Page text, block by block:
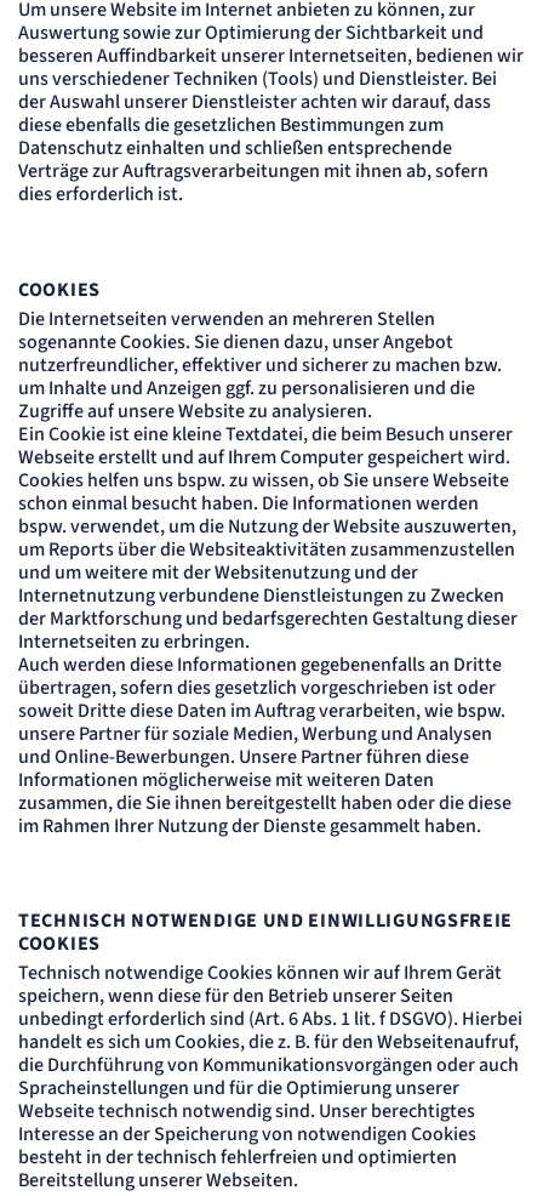
Um unsere Website im Internet anbieten zu können, zur
Auswertung sowie zur Optimierung der Sichtbarkeit und
besseren Auffindbarkeit unserer Internetseiten, bedienen wir
uns verschiedener Techniken (Tools) und Dienstleister. Bei
der Auswahl unserer Dienstleister achten wir darauf, dass
diese ebenfalls die gesetzlichen Bestimmungen zum
Datenschutz einhalten und schließen entsprechende
Verträge zur Auftragsverarbeitungen mit ihnen ab, sofern
dies erforderlich ist.
COOKIES
Die Internetseiten verwenden an mehreren Stellen
sogenannte Cookies. Sie dienen dazu, unser Angebot
nutzerfreundlicher, effektiver und sicherer zu machen bzw.
um Inhalte und Anzeigen ggf. zu personalisieren und die
Zugriffe auf unsere Website zu analysieren.
Ein Cookie ist eine kleine Textdatei, die beim Besuch unserer
Webseite erstellt und auf Ihrem Computer gespeichert wird.
Cookies helfen uns bspw. zu wissen, ob Sie unsere Webseite
schon einmal besucht haben. Die Informationen werden
bspw. verwendet, um die Nutzung der Website auszuwerten,
um Reports über die Websiteaktivitäten zusammenzustellen
und um weitere mit der Websitenutzung und der
Internetnutzung verbundene Dienstleistungen zu Zwecken
der Marktforschung und bedarfsgerechten Gestaltung dieser
Internetseiten zu erbringen.
Auch werden diese Informationen gegebenenfalls an Dritte
übertragen, sofern dies gesetzlich vorgeschrieben ist oder
soweit Dritte diese Daten im Auftrag verarbeiten, wie bspw.
unsere Partner für soziale Medien, Werbung und Analysen
und Online-Bewerbungen. Unsere Partner führen diese
Informationen möglicherweise mit weiteren Daten
zusammen, die Sie ihnen bereitgestellt haben oder die diese
im Rahmen Ihrer Nutzung der Dienste gesammelt haben.
TECHNISCH NOTWENDIGE UND EINWILLIGUNGSFREIE
COOKIES
Technisch notwendige Cookies können wir auf Ihrem Gerät
speichern, wenn diese für den Betrieb unserer Seiten
unbedingt erforderlich sind (Art. 6 Abs. 1 lit. f DSGVO). Hierbei
handelt es sich um Cookies, die z. B. für den Webseitenaufruf,
die Durchführung von Kommunikationsvorgängen oder auch
Spracheinstellungen und für die Optimierung unserer
Webseite technisch notwendig sind. Unser berechtigtes
Interesse an der Speicherung von notwendigen Cookies
besteht in der technisch fehlerfreien und optimierten
Bereitstellung unserer Webseiten.